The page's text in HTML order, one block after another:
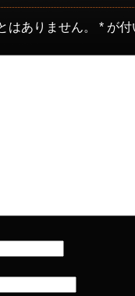
はありません。 * が付